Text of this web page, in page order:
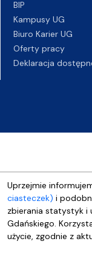
Uprzejmie
ciasteczek) i
zbierania statystyk i
Gdańskiego.
użycie, zgodnie z
BIP
Kampusy UG
Biuro Karier UG
Oferty pracy
Deklaracja